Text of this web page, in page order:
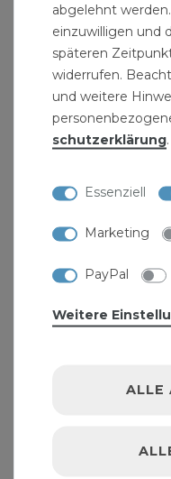
Dicht- & Isolierband
7,99 € *
Meter | 1,60 € / Meter
abgelehnt
einzuwilligen und
späteren
widerrufen.
und weitere
schutz­erklärung.
Essenziell
Marketing
PayPal
Weitere
ALLE